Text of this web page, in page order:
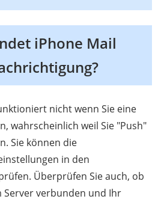
iPhone Mail
nicht wenn Sie eine
wahrscheinlich weil Sie "Push"
Sie können die
in den
Überprüfen Sie auch, ob
Server verbunden und Ihr